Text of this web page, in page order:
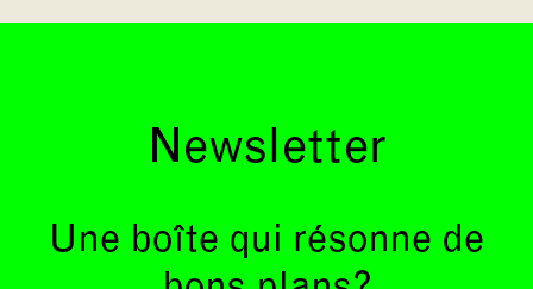
Newsletter
Une boîte qui résonne de